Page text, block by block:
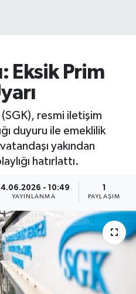
Eksik Prim
resmi iletişim
duyuru ile emeklilik
yakından
hatırlattı.
14.06.2026 - 10:49
YAYINLANMA PAYLAŞIM